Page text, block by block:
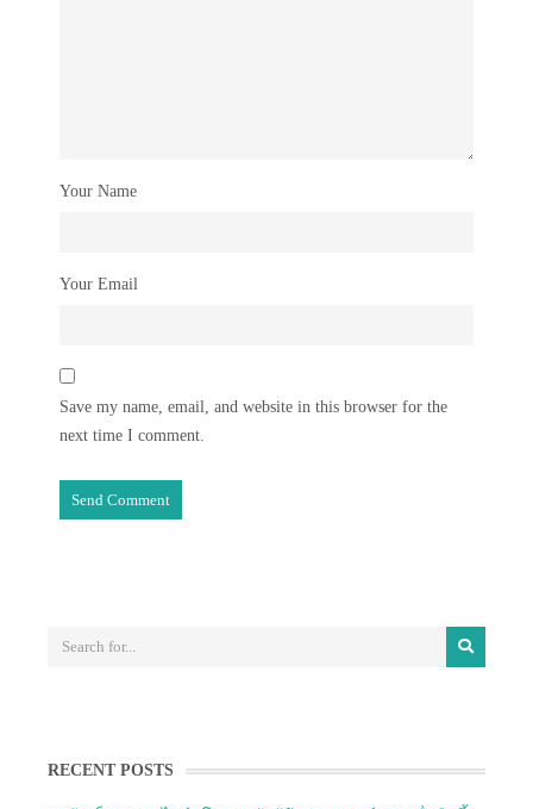
Your Name
Your Email
Save my name, email, and website in this browser for the
next time I comment.
RECENT POSTS